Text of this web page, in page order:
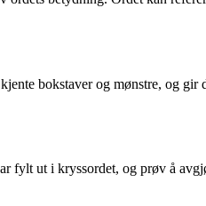
bokstaver og mønstre, og
fylt ut i kryssordet, og prøv å